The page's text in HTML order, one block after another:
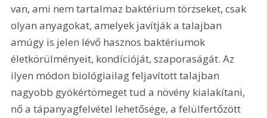
van, ami nem tartalmaz baktérium törzseket, csak
olyan anyagokat, amelyek javítják a talajban
amúgy is jelen lévő hasznos baktériumok
életkörülményeit, kondícióját, szaporaságát. Az
ilyen módon biológiailag feljavított talajban
nagyobb gyökértömeget tud a növény kialakítani,
nő a tápanyagfelvétel lehetősége, a felülfertőzött